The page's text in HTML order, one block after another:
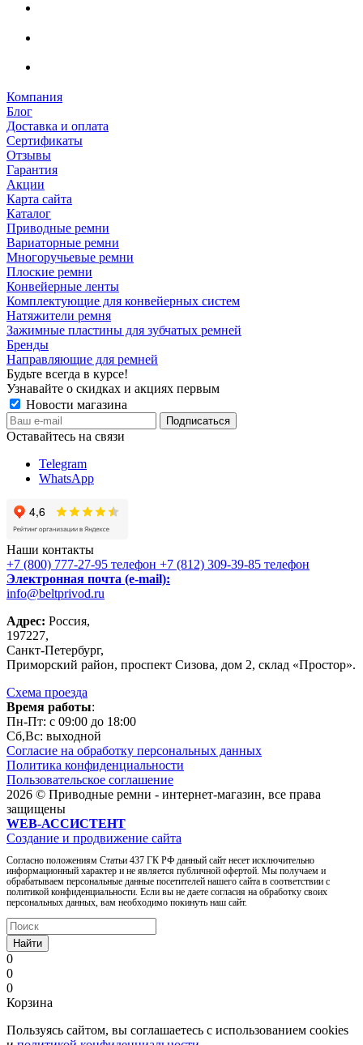
Компания
Блог
Доставка и оплата
Сертификаты
Отзывы
Гарантия
Акции
Карта сайта
Каталог
Приводные ремни
Вариаторные ремни
Многоручьевые ремни
Плоские ремни
Конвейерные ленты
Комплектующие для конвейерных систем
Натяжители ремня
Зажимные пластины для зубчатых ремней
Бренды
Направляющие для ремней
Будьте всегда в курсе!
Узнавайте о скидках и акциях первым
Новости магазина
Оставайтесь на связи
Telegram
WhatsApp
Наши контакты
+7 (800) 777-27-95 телефон +7 (812) 309-39-85 телефон
Электронная почта (e-mail):
info@beltprivod.ru
Адрес: Россия,
197227,
Санкт-Петербург,
Приморский район, проспект Сизова, дом 2, склад «Простор».
Схема проезда
Время работы:
Пн-Пт: c 09:00 до 18:00
Сб,Вc: выходной
Согласие на обработку персональных данных
Политика конфиденциальности
Пользовательское соглашение
2026 © Приводные ремни - интернет-магазин, все права
защищены
WEB-АССИСТЕНТ
Создание и продвижение сайта
Согласно положениям Статьи 437 ГК РФ данный сайт несет исключительно
информационный характер и не является публичной офертой. Мы получаем и
обрабатываем персональные данные посетителей нашего сайта в соответствии с
политикой конфиденциальности. Если вы не даете согласия на обработку своих
персональных данных, вам необходимо покинуть наш сайт.
Найти
0
0
0
Корзина
Пользуясь сайтом, вы соглашаетесь с использованием cookies